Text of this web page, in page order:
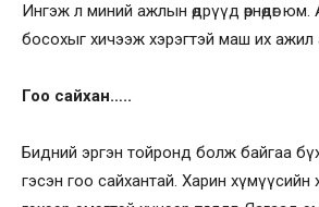
Ингэж л миний ажлын өдрүүд өрнөдөг юм.
босохыг хичээж хэрэгтэй маш их
Гоо сайхан…..
Бидний эргэн тойронд болж байгаа бүх
гэсэн гоо сайхантай. Харин хүмүүсийн